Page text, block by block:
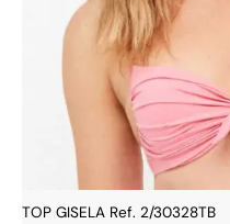
TOP GISELA Ref. 2/30328TB